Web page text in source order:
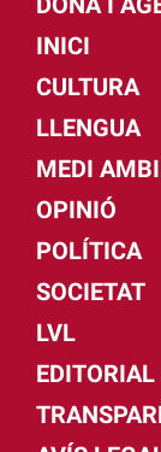
INICI
CULTURA
LLENGUA
MEDI
OPINIÓ
POLÍTICA
SOCIETAT
LVL
EDITORIAL